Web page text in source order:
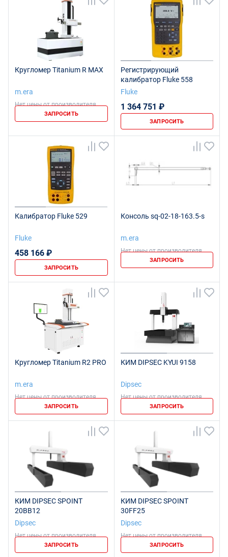
Кругломер Titanium R MAX
m.era
Нет цены от производителя
ЗАПРОСИТЬ
Регистрирующий
калибратор Fluke 558
Fluke
1 364 751 ₽
ЗАПРОСИТЬ
Калибратор Fluke 529
Fluke
458 166 ₽
ЗАПРОСИТЬ
Консоль sq-02-18-163.5-s
m.era
Нет цены от производителя
ЗАПРОСИТЬ
Кругломер Titanium R2 PRO
m.era
Нет цены от производителя
ЗАПРОСИТЬ
КИМ DIPSEC KYUI 9158
Dipsec
Нет цены от производителя
ЗАПРОСИТЬ
КИМ DIPSEC SPOINT
20BB12
Dipsec
Нет цены от производителя
ЗАПРОСИТЬ
КИМ DIPSEC SPOINT
30FF25
Dipsec
Нет цены от производителя
ЗАПРОСИТЬ